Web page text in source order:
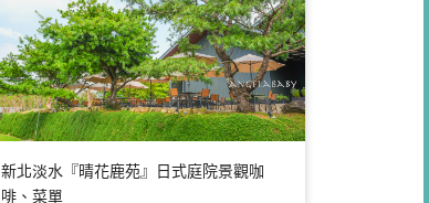
新北淡水『晴花鹿苑』日式庭院景觀咖
啡、菜單